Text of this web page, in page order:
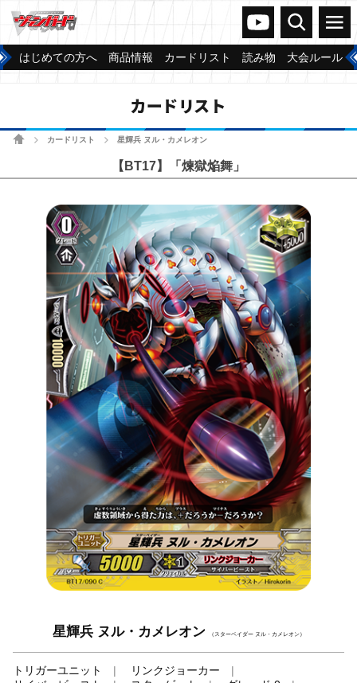
ヴァンガードch
検索 メニュー
はじめての方へ 商品情報 カードリスト 読み物 大会ルール
カードリスト
ホームカードリスト 星輝兵 ヌル・カメレオン
【BT17】「煉獄焔舞」
星輝兵 ヌル・カメレオン （スターベイダー ヌル・カメレオン）
トリガーユニット
リンクジョーカー